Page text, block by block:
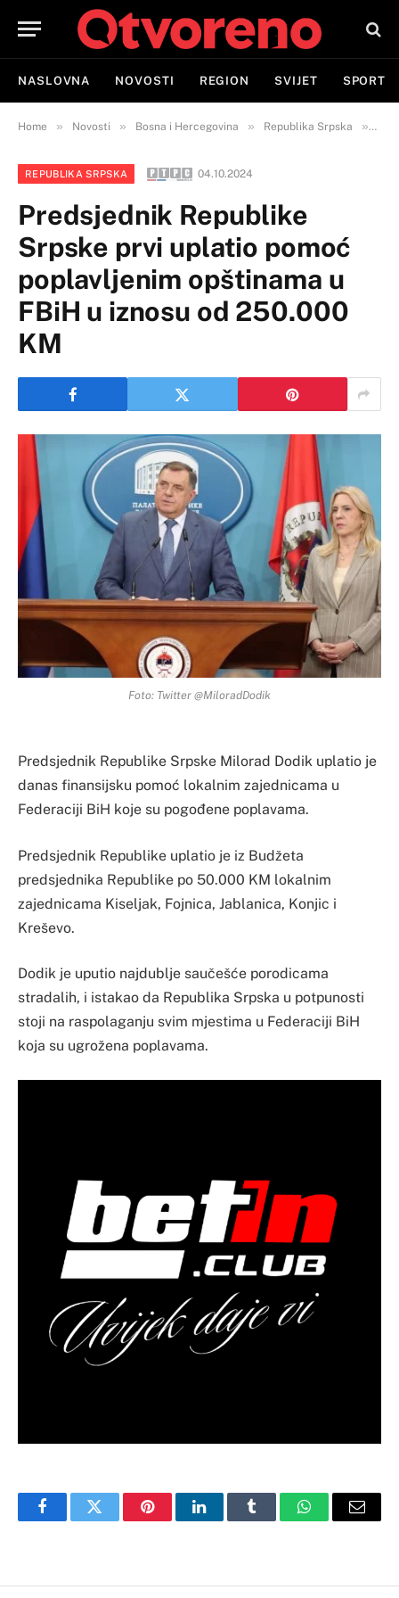
NASLOVNA NOVOSTI REGION SVIJET SPORT
Home » Novosti » Bosna i Hercegovina » Republika Srpska »
REPUBLIKA SRPSKA 04.10.2024
Predsjednik Republike
Srpske prvi uplatio pomoć
poplavljenim opštinama u
FBiH u iznosu od 250.000
KM
Foto: Twitter @MiloradDodik
Predsjednik Republike Srpske Milorad Dodik uplatio je
danas finansijsku pomoć lokalnim zajednicama u
Federaciji BiH koje su pogođene poplavama.
Predsjednik Republike uplatio je iz Budžeta
predsjednika Republike po 50.000 KM lokalnim
zajednicama Kiseljak, Fojnica, Jablanica, Konjic i
Kreševo.
Dodik je uputio najdublje saučešće porodicama
stradalih, i istakao da Republika Srpska u potpunosti
stoji na raspolaganju svim mjestima u Federaciji BiH
koja su ugrožena poplavama.
FacebookTwitter PinterestLinkedInTumblr WhatsAppEmail